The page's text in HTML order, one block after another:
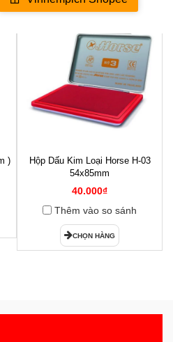
)
Hộp Dấu Kim Loại Horse H-03
54x85mm
40.000₫
Thêm vào so sánh
CHỌN HÀNG